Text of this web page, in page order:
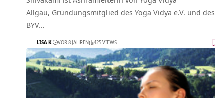
Allgäu, Gründungsmitglied des Yoga Vidya e.V. und des
BYV…
LISA K. VOR 8 JAHREN 425 VIEWS